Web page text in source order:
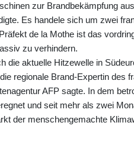
zur Brandbekämpfung
Es handele sich um zwei
de la Mothe ist das
zu verhindern.
die aktuelle Hitzewelle in
regionale Brand-Expertin des
AFP sagte. In dem
und seit mehr als zwei
der menschengemachte